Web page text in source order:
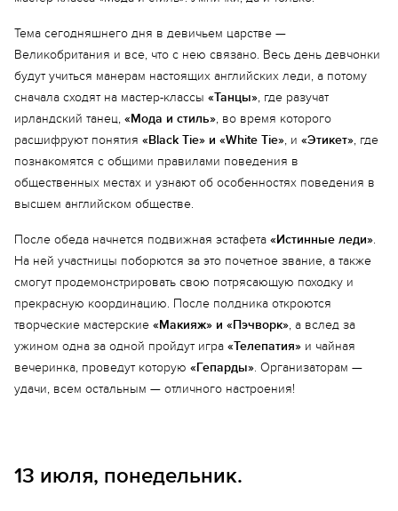
Еще 4 фото
Тема сегодняшнего дня в девичьем царстве —
Великобритания и все, что с нею связано. Весь день девчонки
будут учиться манерам настоящих английских леди, а потому
сначала сходят на мастер-классы «Танцы», где разучат
ирландский танец, «Мода и стиль», во время которого
расшифруют понятия «Black Tie» и «White Tie», и «Этикет», где
познакомятся с общими правилами поведения в
общественных местах и узнают об особенностях поведения в
высшем английском обществе.
После обеда начнется подвижная эстафета «Истинные леди».
На ней участницы поборются за это почетное звание, а также
смогут продемонстрировать свою потрясающую походку и
прекрасную координацию. После полдника откроются
творческие мастерские «Макияж» и «Пэчворк», а вслед за
ужином одна за одной пройдут игра «Телепатия» и чайная
вечеринка, проведут которую «Гепарды». Организаторам —
удачи, всем остальным — отличного настроения!
13 июля, понедельник.